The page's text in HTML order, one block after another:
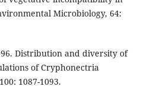
Microbiology, 64:
Distribution and diversity of
of Cryphonectria
1087-1093.